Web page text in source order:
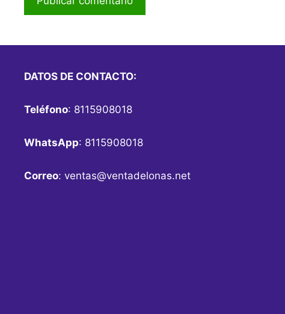
DATOS DE CONTACTO:
Teléfono: 8115908018
WhatsApp: 8115908018
Correo: ventas@ventadelonas.net